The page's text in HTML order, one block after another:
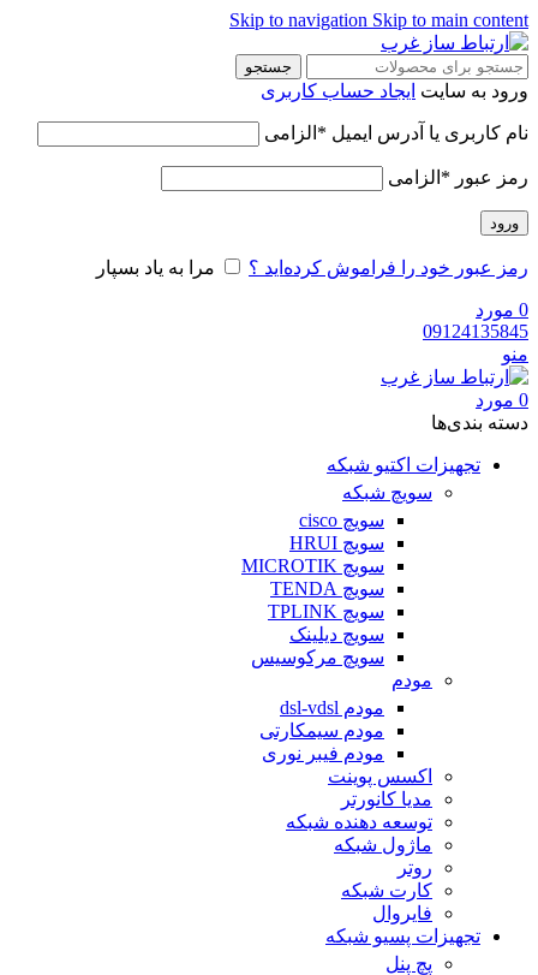
Skip to navigation Skip to main
جستجو
به سایتایجاد حساب کاربری
یا آدرس ایمیل*الزامی
عبور*الزامی
عبور خود را فراموش کرده‌اید ؟ مرا به یاد بسپار
بندی‌ها
تجهیزات اکتیو شبکه
سویچ شبکه
سویچ cisco
سویچ HRUI
سویچ MICROTIK
سویچ TENDA
سویچ TPLINK
سویچ دیلینک
سویچ مرکوسیس
مودم
مودم dsl-vdsl
مودم سیمکارتی
مودم فیبر نوری
اکسس پوینت
مدیا کانورتر
توسعه دهنده شبکه
ماژول شبکه
روتر
کارت شبکه
فایروال
تجهیزات پسیو شبکه
پچ پنل